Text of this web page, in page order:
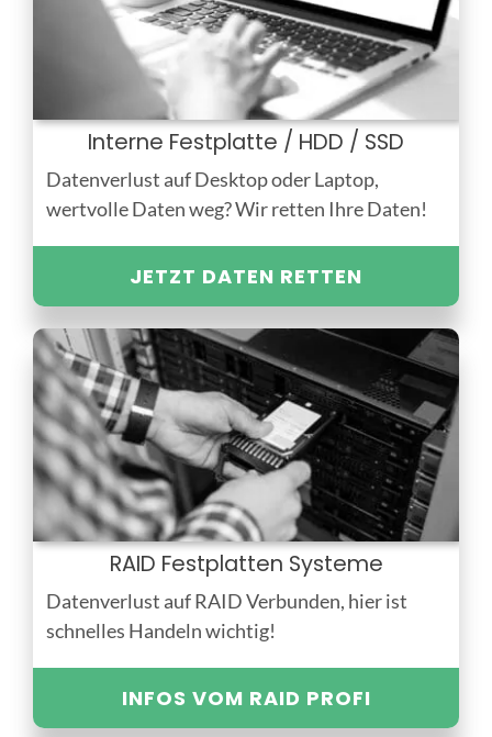
Interne Festplatte / HDD / SSD
Datenverlust auf Desktop oder Laptop,
wertvolle Daten weg? Wir retten Ihre Daten!
JETZT DATEN RETTEN
RAID Festplatten Systeme
Datenverlust auf RAID Verbunden, hier ist
schnelles Handeln wichtig!
INFOS VOM RAID PROFI